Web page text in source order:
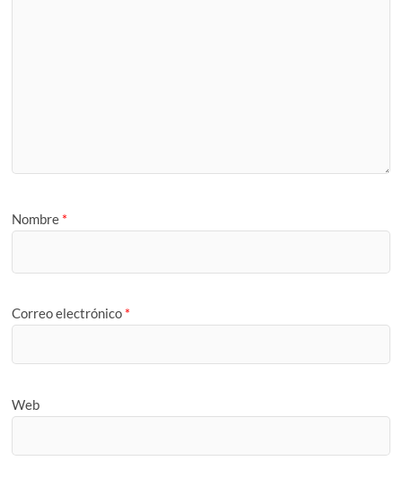
Nombre *
Correo electrónico *
Web